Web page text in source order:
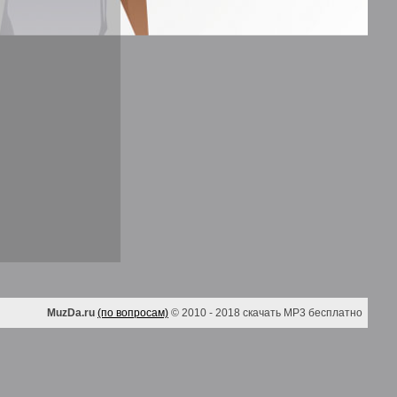
MuzDa.ru (по вопросам) © 2010 - 2018 скачать MP3 бесплатно